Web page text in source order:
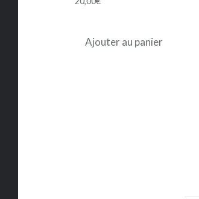
Ajouter au panier